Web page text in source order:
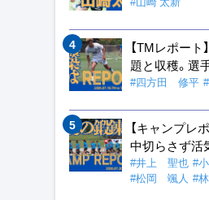
【TMレポー
題と収穫。選
#四方田 修平
【キャンプレ
中切らさず活
#井上 聖也 #
#松岡 颯人 #